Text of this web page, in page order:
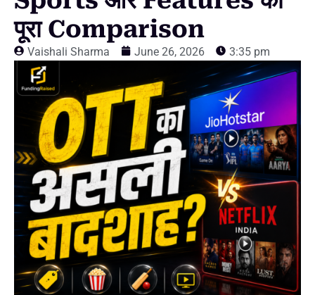
पूरा Comparison
Vaishali Sharma June 26, 2026 3:35 pm